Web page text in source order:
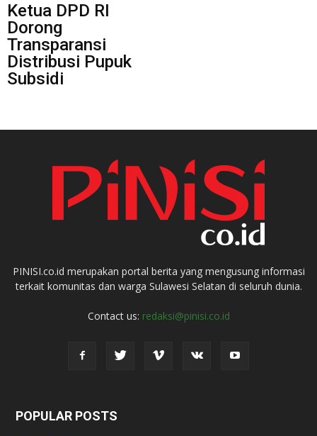
Ketua DPD RI
Dorong
Transparansi
Distribusi Pupuk
Subsidi
PINISI.co.id merupakan portal berita yang mengusung informasi
terkait komunitas dan warga Sulawesi Selatan di seluruh dunia.
Contact us: redaksi@pinisi.co.id
POPULAR POSTS